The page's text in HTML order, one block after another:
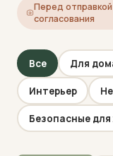
Перед
согласования
Все Для
Интерьер
Безопасные